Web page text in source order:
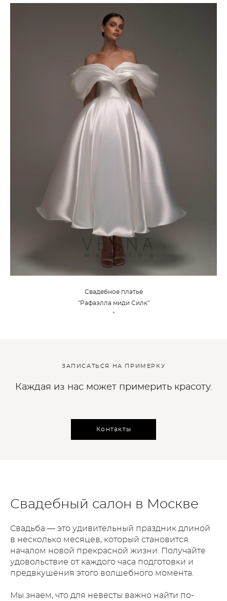
Свадебное платье
"Рафаэлла миди Силк"
"
ЗАПИСАТЬСЯ НА ПРИМЕРКУ
Каждая из нас может примерить красоту.
Контакты
Свадебный салон в Москве
Свадьба — это удивительный праздник длиной
в несколько месяцев, который становится
началом новой прекрасной жизни. Получайте
удовольствие от каждого часа подготовки и
предвкушения этого волшебного момента.
Мы знаем, что для невесты важно найти по-